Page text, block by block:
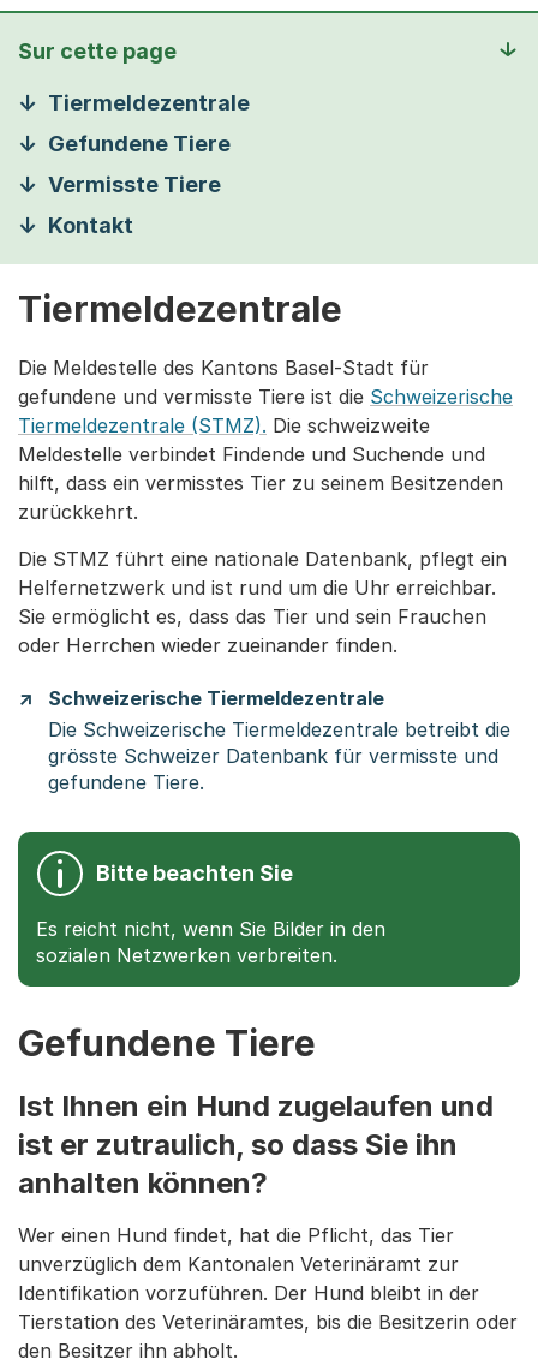
Sur cette page
Tiermeldezentrale
Gefundene Tiere
Vermisste Tiere
Kontakt
Tiermeldezentrale
Die Meldestelle des Kantons Basel-Stadt für
gefundene und vermisste Tiere ist die Schweizerische
Tiermeldezentrale (STMZ). Die schweizweite
Meldestelle verbindet Findende und Suchende und
hilft, dass ein vermisstes Tier zu seinem Besitzenden
zurückkehrt.
Die STMZ führt eine nationale Datenbank, pflegt ein
Helfernetzwerk und ist rund um die Uhr erreichbar.
Sie ermöglicht es, dass das Tier und sein Frauchen
oder Herrchen wieder zueinander finden.
Schweizerische Tiermeldezentrale
Die Schweizerische Tiermeldezentrale betreibt die
grösste Schweizer Datenbank für vermisste und
gefundene Tiere.
Bitte beachten Sie
Es reicht nicht, wenn Sie Bilder in den
sozialen Netzwerken verbreiten.
Gefundene Tiere
Ist Ihnen ein Hund zugelaufen und
ist er zutraulich, so dass Sie ihn
anhalten können?
Wer einen Hund findet, hat die Pflicht, das Tier
unverzüglich dem Kantonalen Veterinäramt zur
Identifikation vorzuführen. Der Hund bleibt in der
Tierstation des Veterinäramtes, bis die Besitzerin oder
den Besitzer ihn abholt.